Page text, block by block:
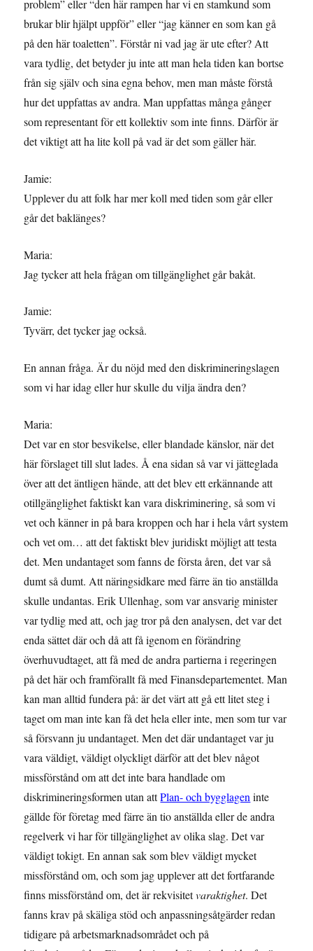
problem” eller “den här rampen har vi en stamkund som
brukar blir hjälpt uppför” eller “jag känner en som kan gå
på den här toaletten”. Förstår ni vad jag är ute efter? Att
vara tydlig, det betyder ju inte att man hela tiden kan bortse
från sig själv och sina egna behov, men man måste förstå
hur det uppfattas av andra. Man uppfattas många gånger
som representant för ett kollektiv som inte finns. Därför är
det viktigt att ha lite koll på vad är det som gäller här.
Jamie:
Upplever du att folk har mer koll med tiden som går eller
går det baklänges?
Maria:
Jag tycker att hela frågan om tillgänglighet går bakåt.
Jamie:
Tyvärr, det tycker jag också.
En annan fråga. Är du nöjd med den diskrimineringslagen
som vi har idag eller hur skulle du vilja ändra den?
Maria:
Det var en stor besvikelse, eller blandade känslor, när det
här förslaget till slut lades. Å ena sidan så var vi jätteglada
över att det äntligen hände, att det blev ett erkännande att
otillgänglighet faktiskt kan vara diskriminering, så som vi
vet och känner in på bara kroppen och har i hela vårt system
och vet om… att det faktiskt blev juridiskt möjligt att testa
det. Men undantaget som fanns de första åren, det var så
dumt så dumt. Att näringsidkare med färre än tio anställda
skulle undantas. Erik Ullenhag, som var ansvarig minister
var tydlig med att, och jag tror på den analysen, det var det
enda sättet där och då att få igenom en förändring
överhuvudtaget, att få med de andra partierna i regeringen
på det här och framförallt få med Finansdepartementet. Man
kan man alltid fundera på: är det värt att gå ett litet steg i
taget om man inte kan få det hela eller inte, men som tur var
så försvann ju undantaget. Men det där undantaget var ju
vara väldigt, väldigt olyckligt därför att det blev något
missförstånd om att det inte bara handlade om
diskrimineringsformen utan attPlan- och bygglagen inte
gällde för företag med färre än tio anställda eller de andra
regelverk vi har för tillgänglighet av olika slag. Det var
väldigt tokigt. En annan sak som blev väldigt mycket
missförstånd om, och som jag upplever att det fortfarande
finns missförstånd om, det är rekvisitetvaraktighet. Det
fanns krav på skäliga stöd och anpassningsåtgärder redan
tidigare på arbetsmarknadsområdet och på